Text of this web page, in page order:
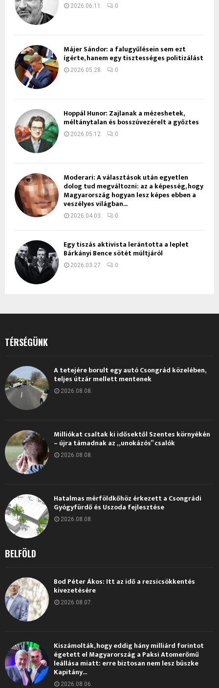
2026.06.11. 0
Májer Sándor: a falugyűlésein sem ezt
ígérte, hanem egy tisztességes politizálást
2026.05.28. 0
Hoppál Hunor: Zajlanak a mézeshetek,
méltánytalan és bosszúvezérelt a győztes
2026.05.12. 0
Moderari: A választások után egyetlen
dolog tud megváltozni: az a képesség, hogy
Magyarország hogyan lesz képes ebben a
veszélyes világban...
2026.04.03. 0
Egy tiszás aktivista lerántotta a leplet
Bárkányi Bence sötét múltjáról
2026.03.27. 0
TÉRSÉGÜNK
A tetejére borult egy autó Csongrád közelében,
teljes útzár mellett mentenek
2026.08.08.
Milliókat csaltak ki idősektől Szentes környékén
– újra támadnak az „unokázós” csalók
2026.08.08.
Hatalmas mérföldkőhöz érkezett a Csongrádi
Gyógyfürdő és Uszoda fejlesztése
2026.08.08.
BELFÖLD
Bod Péter Ákos: Itt az idő a rezsicsökkentés
kivezetésére
2026.08.07.
Kiszámolták, hogy eddig hány milliárd forintot
égetett el Magyarország a Paksi Atomerőmű
leállása miatt: erre biztosan nem lesz büszke
Kapitány...
2026.08.06.